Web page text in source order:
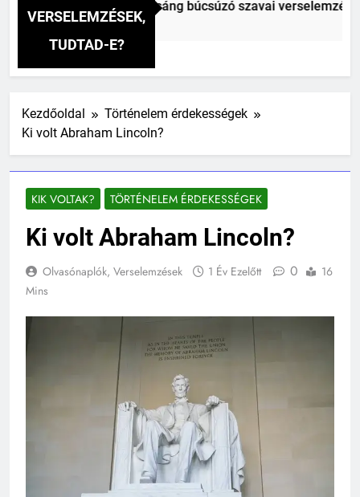
VERSELEMZÉSEK,
TUDTAD-E?
Vitéz Mihály: A fársáng búcsúzó szavai verselemzés
Kezdőoldal
Történelem érdekességek
Ki volt Abraham Lincoln?
KIK VOLTAK? TÖRTÉNELEM ÉRDEKESSÉGEK
Ki volt Abraham Lincoln?
Olvasónaplók, Verselemzések 1 Év Ezelőtt 0
16
Mins